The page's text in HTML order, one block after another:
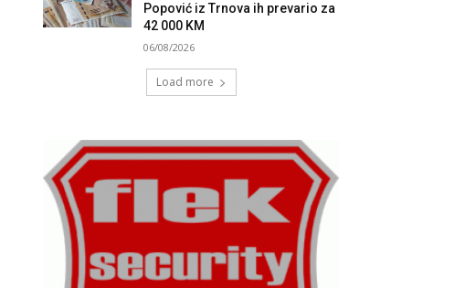
Popović iz Trnova ih prevario za
42 000 KM
06/08/2026
Load more